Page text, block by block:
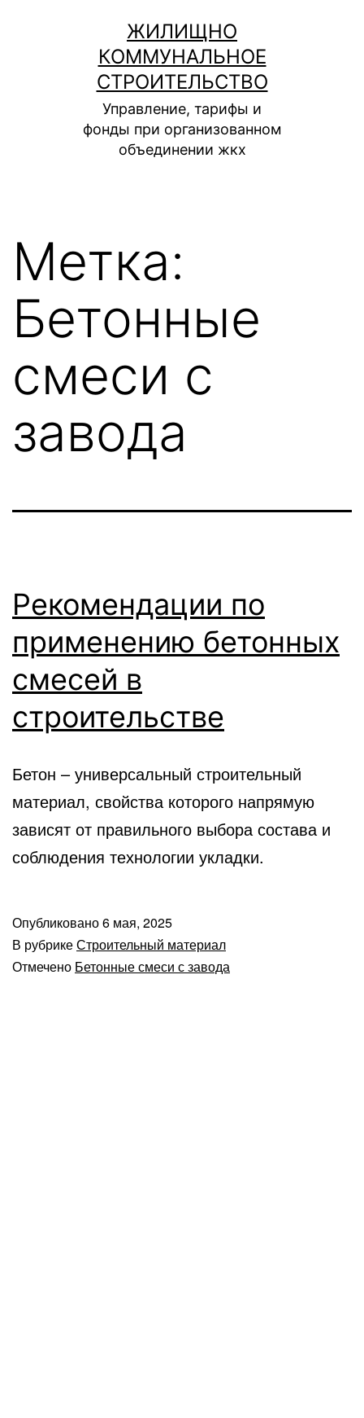
содержимому
ЖИЛИЩНО
КОММУНАЛЬНОЕ
СТРОИТЕЛЬСТВО
Управление, тарифы и
фонды при организованном
объединении жкх
Метка:
Бетонные
смеси с
завода
Рекомендации по
применению бетонных
смесей в
строительстве
Бетон – универсальный строительный
материал, свойства которого напрямую
зависят от правильного выбора состава и
соблюдения технологии укладки.
Опубликовано6 мая, 2025
В рубрикеСтроительный материал
Отмечено Бетонные смеси с завода